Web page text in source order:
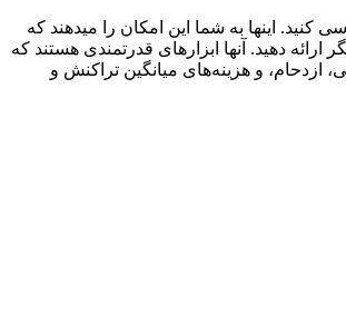
کنید. اینها به شما این امکان را میدهند که
ارائه دهید. آنها ابزارهای قدرتمندی هستند که
ازدحام، و هزینه‌های میانگین تراکنش و